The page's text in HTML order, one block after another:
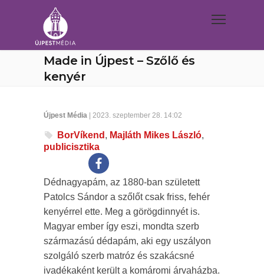
Made in Újpest – Szőlő és
kenyér
Újpest Média | 2023. szeptember 28. 14:02
BorVíkend , Majláth Mikes László,
publicisztika
Dédnagyapám, az 1880-ban született
Patolcs Sándor a szőlőt csak friss, fehér
kenyérrel ette. Meg a görögdinnyét is.
Magyar ember így eszi, mondta szerb
származású dédapám, aki egy uszályon
szolgáló szerb matróz és szakácsné
ivadékaként került a komáromi árvaházba.